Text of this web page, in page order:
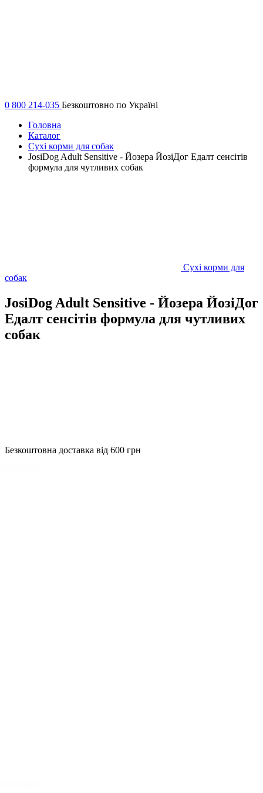
0 800 214-035 Безкоштовно по Україні
Головна
Каталог
Сухі корми для собак
JosiDog Adult Sensitive - Йозера ЙозіДог Едалт сенсітів
формула для чутливих собак
Сухі корми для
собак
JosiDog Adult Sensitive - Йозера ЙозіДог
Едалт сенсітів формула для чутливих
собак
Безкоштовна доставка від 600 грн